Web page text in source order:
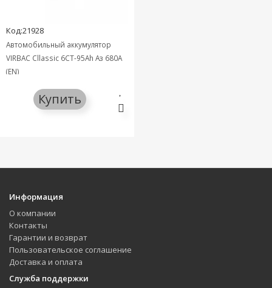
Код:21928
Автомобильный аккумулятор
VIRBAC Cllassic 6СТ-95Ah Аз 680A
(EN)
Купить
Информация
О компании
Контакты
Гарантии и возврат
Пользовательское соглашение
Доставка и оплата
Служба поддержки